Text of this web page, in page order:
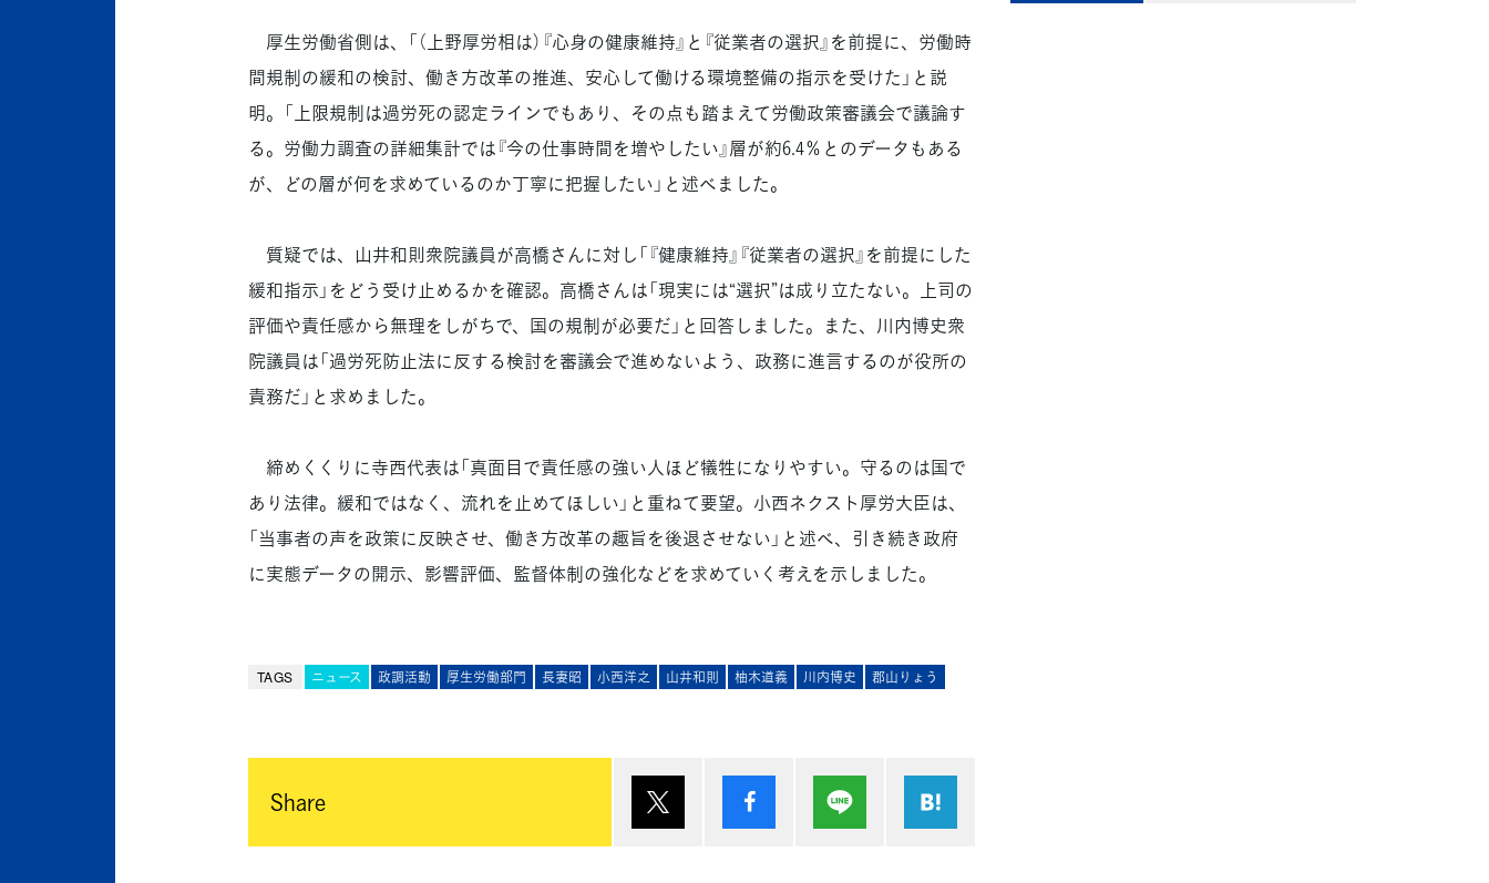
厚生労働省側は、「（上野厚労相は）『心身の健康維持』と『従業者の選択』を前提に、労働時
間規制の緩和の検討、働き方改革の推進、安心して働ける環境整備の指示を受けた」と説
明。「上限規制は過労死の認定ラインでもあり、その点も踏まえて労働政策審議会で議論す
る。労働力調査の詳細集計では『今の仕事時間を増やしたい』層が約6.4％とのデータもある
が、どの層が何を求めているのか丁寧に把握したい」と述べました。
質疑では、山井和則衆院議員が高橋さんに対し「『健康維持』『従業者の選択』を前提にした
緩和指示」をどう受け止めるかを確認。高橋さんは「現実には“選択”は成り立たない。上司の
評価や責任感から無理をしがちで、国の規制が必要だ」と回答しました。また、川内博史衆
院議員は「過労死防止法に反する検討を審議会で進めないよう、政務に進言するのが役所の
責務だ」と求めました。
締めくくりに寺西代表は「真面目で責任感の強い人ほど犠牲になりやすい。守るのは国で
あり法律。緩和ではなく、流れを止めてほしい」と重ねて要望。小西ネクスト厚労大臣は、
「当事者の声を政策に反映させ、働き方改革の趣旨を後退させない」と述べ、引き続き政府
に実態データの開示、影響評価、監督体制の強化などを求めていく考えを示しました。
TAGS ニュース 政調活動 厚生労働部門 長妻昭 小西洋之 山井和則 柚木道義 川内博史 郡山りょう
Share シェア Lineで送る